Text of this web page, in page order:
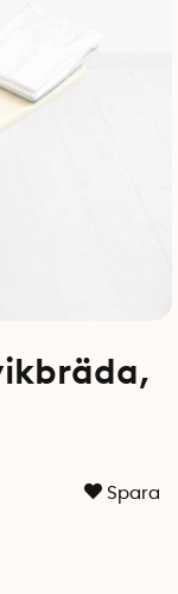
Spara